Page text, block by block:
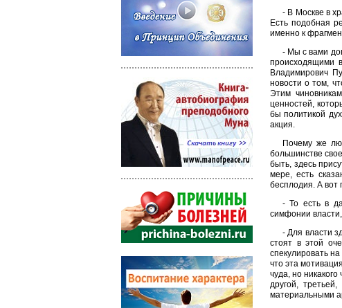
- В Москве в
Есть подобная
именно к
- Мы с вами
происходящими
Владимирович
новости о том,
Этим
ценностей,
бы политикой
акция.
Почему же
большинстве
быть, здесь
мере, есть
бесплодия. А вот
- То есть в
симфонии
- Для власти
стоят в этой
спекулировать
что эта
чуда, но
другой,
материальными